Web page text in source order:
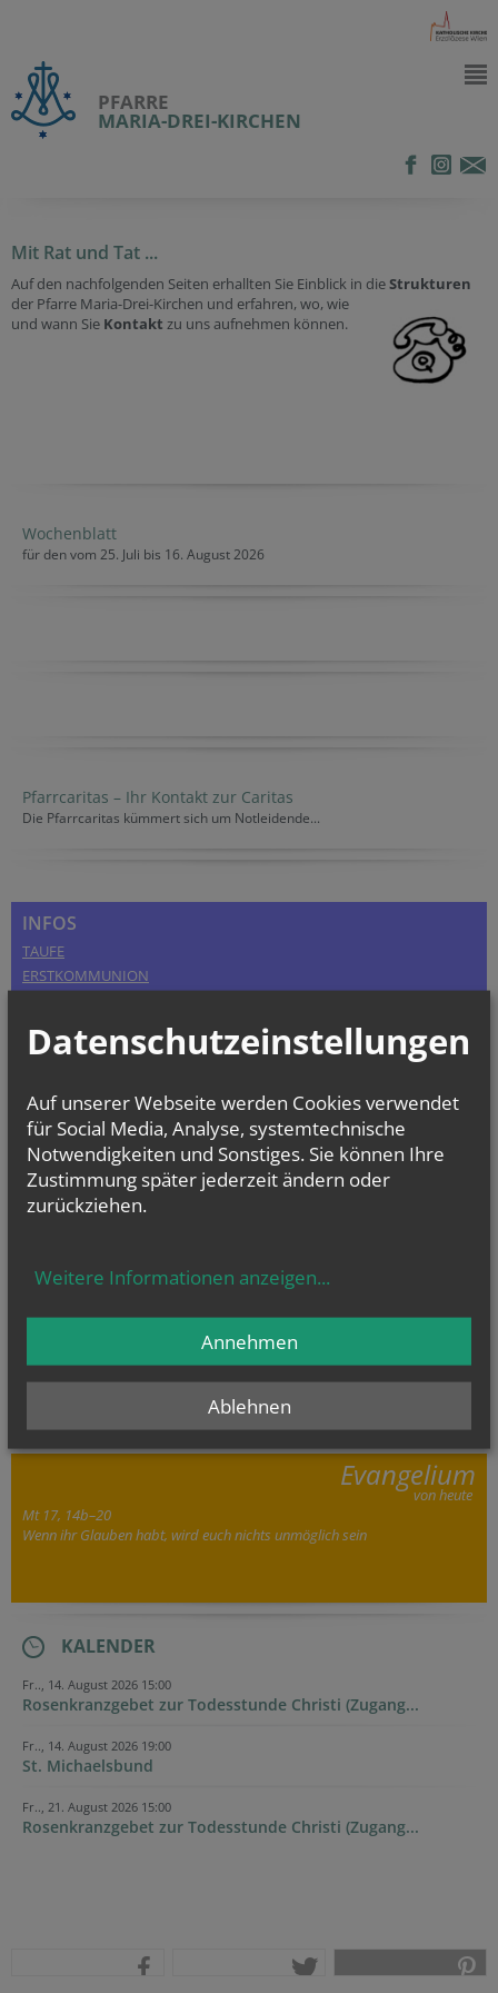
PFARRE
MARIA-DREI-KIRCHEN
Mit Rat und Tat ...
Auf den nachfolgenden Seiten erhallten Sie Einblick in dieStrukturen
der Pfarre Maria-Drei-Kirchen und erfahren, wo, wie
und wann Sie Kontakt zu uns aufnehmen können.
Wochenblatt
für den vom 25. Juli bis 16. August 2026
Pfarrcaritas – Ihr Kontakt zur Caritas
Die Pfarrcaritas kümmert sich um Notleidende...
INFOS
TAUFE
ERSTKOMMUNION
TOD/BEGRÄBNIS
TEILGEMEINDEN
Evangelium
von heute
Mt 17, 14b–20
Wenn ihr Glauben habt, wird euch nichts unmöglich sein
KALENDER
Fr.., 14. August 2026 15:00
Rosenkranzgebet zur Todesstunde Christi (Zugang...
Fr.., 14. August 2026 19:00
St. Michaelsbund
Fr.., 21. August 2026 15:00
Rosenkranzgebet zur Todesstunde Christi (Zugang...
Datenschutzeinstellungen
Auf unserer Webseite werden Cookies verwendet
für Social Media, Analyse, systemtechnische
Notwendigkeiten und Sonstiges. Sie können Ihre
Zustimmung später jederzeit ändern oder
zurückziehen.
Weitere Informationen anzeigen...
Ablehnen
Annehmen